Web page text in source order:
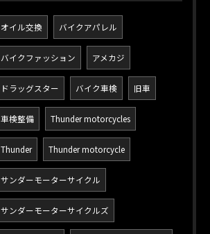
オイル交換 バイクアパレル
バイクファッション アメカジ
ドラッグスター バイク車検 旧車
車検整備 Thunder motorcycles
Thunder Thunder motorcycle
サンダーモーターサイクル
サンダーモーターサイクルズ